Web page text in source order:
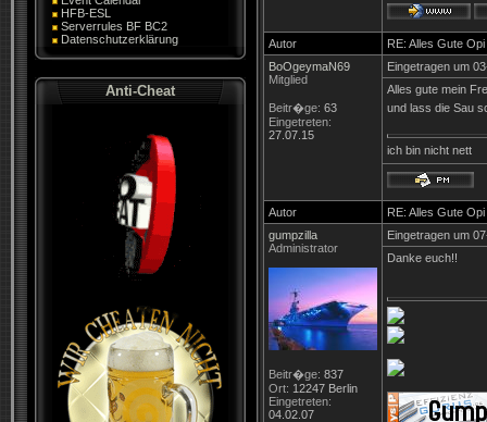
HFB-ESL
Serverrules BF BC2
Datenschutzerklärung
Anti-Cheat
Autor
RE: Alles Gute Opi
BoOgeymaN69
Mitglied
Beitr�ge: 63
Eingetreten:
27.07.15
Eingetragen um
Alles gute mein
und lass die Sau
ich bin nicht nett
Autor
RE: Alles Gute Opi
gumpzilla
Administrator
Beitr�ge: 837
Ort: 12247 Berlin
Eingetreten:
04.02.07
Eingetragen um
Danke euch!!